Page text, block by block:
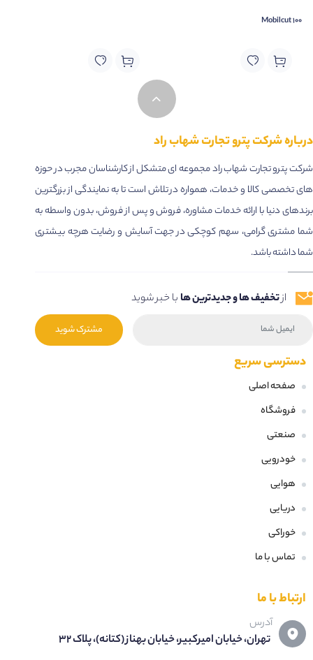
Mobilcut 100
درباره شرکت پترو تجارت شهاب راد
شرکت پترو تجارت شهاب راد مجموعه ای متشکل از کارشناسان مجرب در حوزه
های تخصصی کالا و خدمات، همواره در تلاش است تا به نمایندگی از بزرگترین
برندهای دنیا با ارائه خدمات مشاوره، فروش و پس از فروش، بدون واسطه به
شما مشتری گرامی، سهم کوچکی در جهت آسایش و رضایت هرچه بیشتری
شما داشته باشد.
ازتخفیف ها و جدیدترین ها با خبر شوید
مشترک شوید
دسترسی سریع
صفحه اصلی
فروشگاه
صنعتی
خودرویی
هوایی
دریایی
خوراکی
تماس با ما
ارتباط با ما
آدرس
تهران، خیابان امیرکبیر، خیابان بهناز (کتانه)، پلاک 32